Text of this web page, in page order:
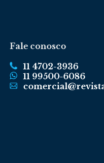
Fale conosco
11 4702-3936
11 99500-6086